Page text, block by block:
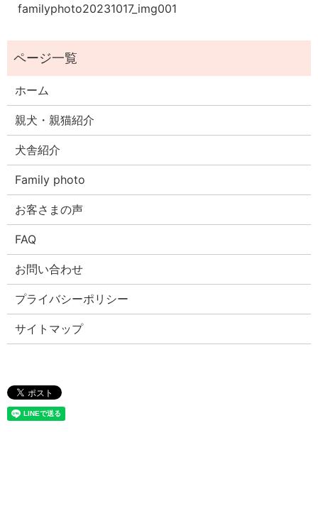
familyphoto20231017_img001
ホーム
親犬・親猫紹介
犬舎紹介
Family photo
お客さまの声
FAQ
お問い合わせ
プライバシーポリシー
サイトマップ